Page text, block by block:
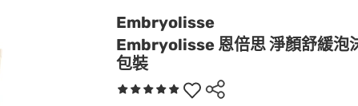
Embryolisse
Embryolisse 恩倍思 淨顏舒緩
包裝